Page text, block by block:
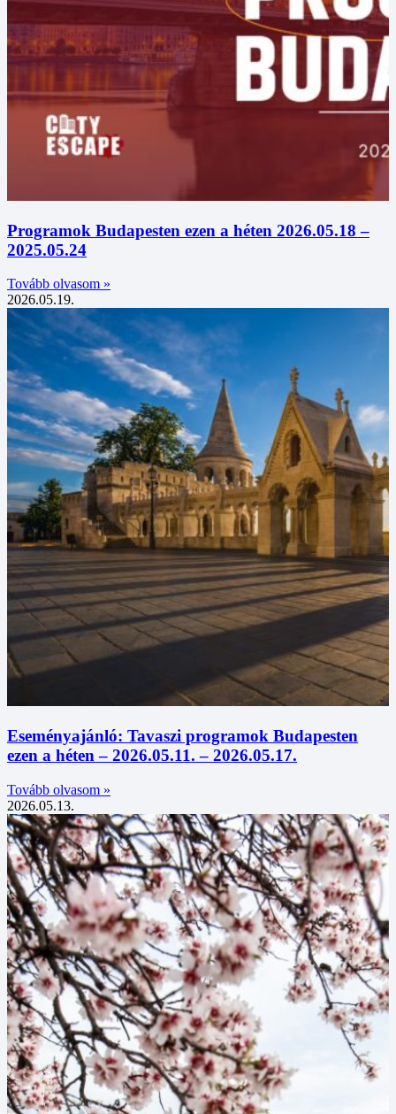
Programok Budapesten ezen a héten 2026.05.18 –
2025.05.24
Tovább olvasom »
2026.05.19.
Eseményajánló: Tavaszi programok Budapesten
ezen a héten – 2026.05.11. – 2026.05.17.
Tovább olvasom »
2026.05.13.